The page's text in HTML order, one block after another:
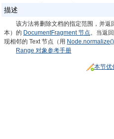
描述
该方法将删除文档的指定范围，并返
本）的 DocumentFragment 节点。当返
现相邻的 Text 节点（用 Node.normalize()
Range 对象参考手册
本节优